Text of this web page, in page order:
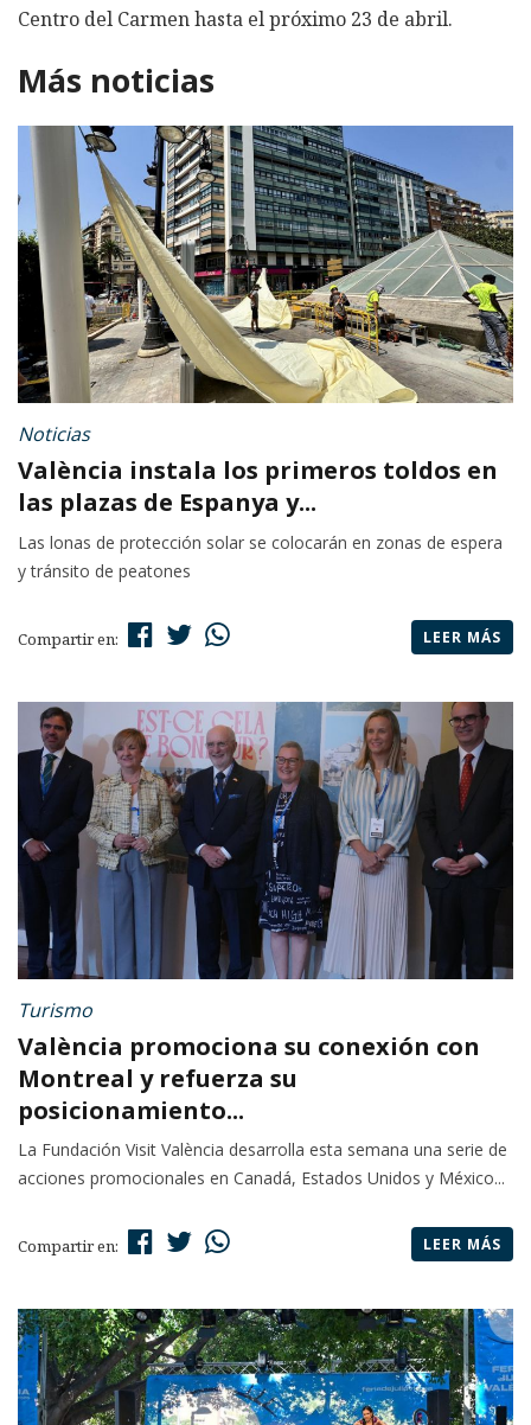
Centro del Carmen hasta el próximo 23 de abril.
Más noticias
Noticias
València instala los primeros toldos en
las plazas de Espanya y...
Las lonas de protección solar se colocarán en zonas de espera
y tránsito de peatones
Compartir en: LEER MÁS
Turismo
València promociona su conexión con
Montreal y refuerza su
posicionamiento...
La Fundación Visit València desarrolla esta semana una serie de
acciones promocionales en Canadá, Estados Unidos y México...
Compartir en: LEER MÁS